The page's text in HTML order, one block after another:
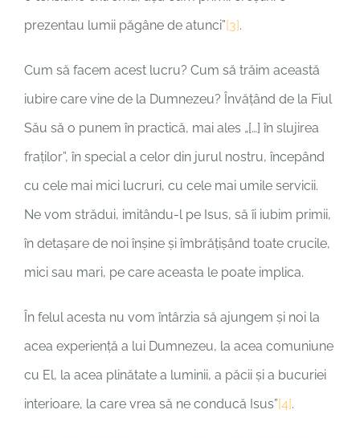
prezentau lumii păgâne de atunci”[3].
Cum să facem acest lucru? Cum să trăim această
iubire care vine de la Dumnezeu? Învățând de la Fiul
Său să o punem în practică, mai ales „[…] în slujirea
fraților”, în special a celor din jurul nostru, începând
cu cele mai mici lucruri, cu cele mai umile servicii.
Ne vom strădui, imitându-l pe Isus, să îi iubim primii,
în detașare de noi înșine și îmbrățișând toate crucile,
mici sau mari, pe care aceasta le poate implica.
În felul acesta nu vom întârzia să ajungem și noi la
acea experiență a lui Dumnezeu, la acea comuniune
cu El, la acea plinătate a luminii, a păcii și a bucuriei
interioare, la care vrea să ne conducă Isus”[4].